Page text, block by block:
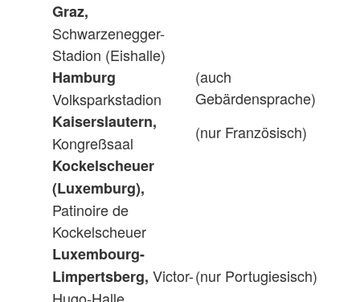
Graz,
Schwarzenegger-
Stadion (Eishalle)
Hamburg
Volksparkstadion
(auch
Gebärdensprache)
Kaiserslautern,
Kongreßsaal
(nur Französisch)
Kockelscheuer
(Luxemburg),
Patinoire de
Kockelscheuer
Luxembourg-
Limpertsberg, Victor-(nur Portugiesisch)